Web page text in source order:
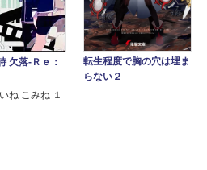
欠落‐Ｒｅ：
ね こみね １
転生程度で胸の穴は埋ま
らない２